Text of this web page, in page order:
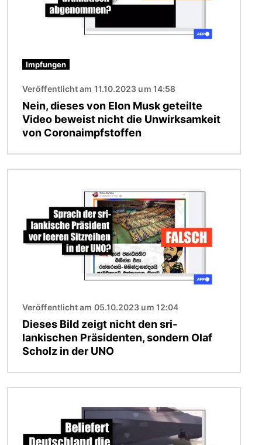
Impfungen
Veröffentlicht am 11.10.2023 um 14:58
Nein, dieses von Elon Musk geteilte
Video beweist nicht die Unwirksamkeit
von Coronaimpfstoffen
Veröffentlicht am 05.10.2023 um 12:04
Dieses Bild zeigt nicht den sri-
lankischen Präsidenten, sondern Olaf
Scholz in der UNO